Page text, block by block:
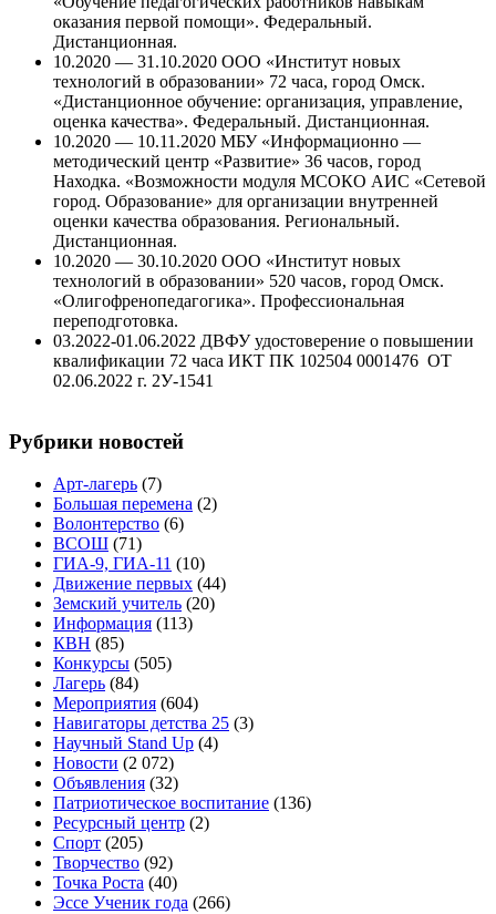
оказания первой помощи». Федеральный.
Дистанционная.
10.2020 — 31.10.2020 ООО «Институт новых
технологий в образовании» 72 часа, город Омск.
«Дистанционное обучение: организация, управление,
оценка качества». Федеральный. Дистанционная.
10.2020 — 10.11.2020 МБУ «Информационно —
методический центр «Развитие» 36 часов, город
Находка. «Возможности модуля МСОКО АИС «Сетевой
город. Образование» для организации внутренней
оценки качества образования. Региональный.
Дистанционная.
10.2020 — 30.10.2020 ООО «Институт новых
технологий в образовании» 520 часов, город Омск.
«Олигофренопедагогика». Профессиональная
переподготовка.
03.2022-01.06.2022 ДВФУ удостоверение о повышении
квалификации 72 часа ИКТ ПК 102504 0001476 ОТ
02.06.2022 г. 2У-1541
Рубрики новостей
Арт-лагерь (7)
Большая перемена (2)
Волонтерство (6)
ВСОШ (71)
ГИА-9, ГИА-11 (10)
Движение первых (44)
Земский учитель (20)
Информация (113)
КВН (85)
Конкурсы (505)
Лагерь (84)
Мероприятия (604)
Навигаторы детства 25 (3)
Научный Stand Up (4)
Новости (2 072)
Объявления (32)
Патриотическое воспитание (136)
Ресурсный центр (2)
Спорт (205)
Творчество (92)
Точка Роста (40)
Эссе Ученик года (266)